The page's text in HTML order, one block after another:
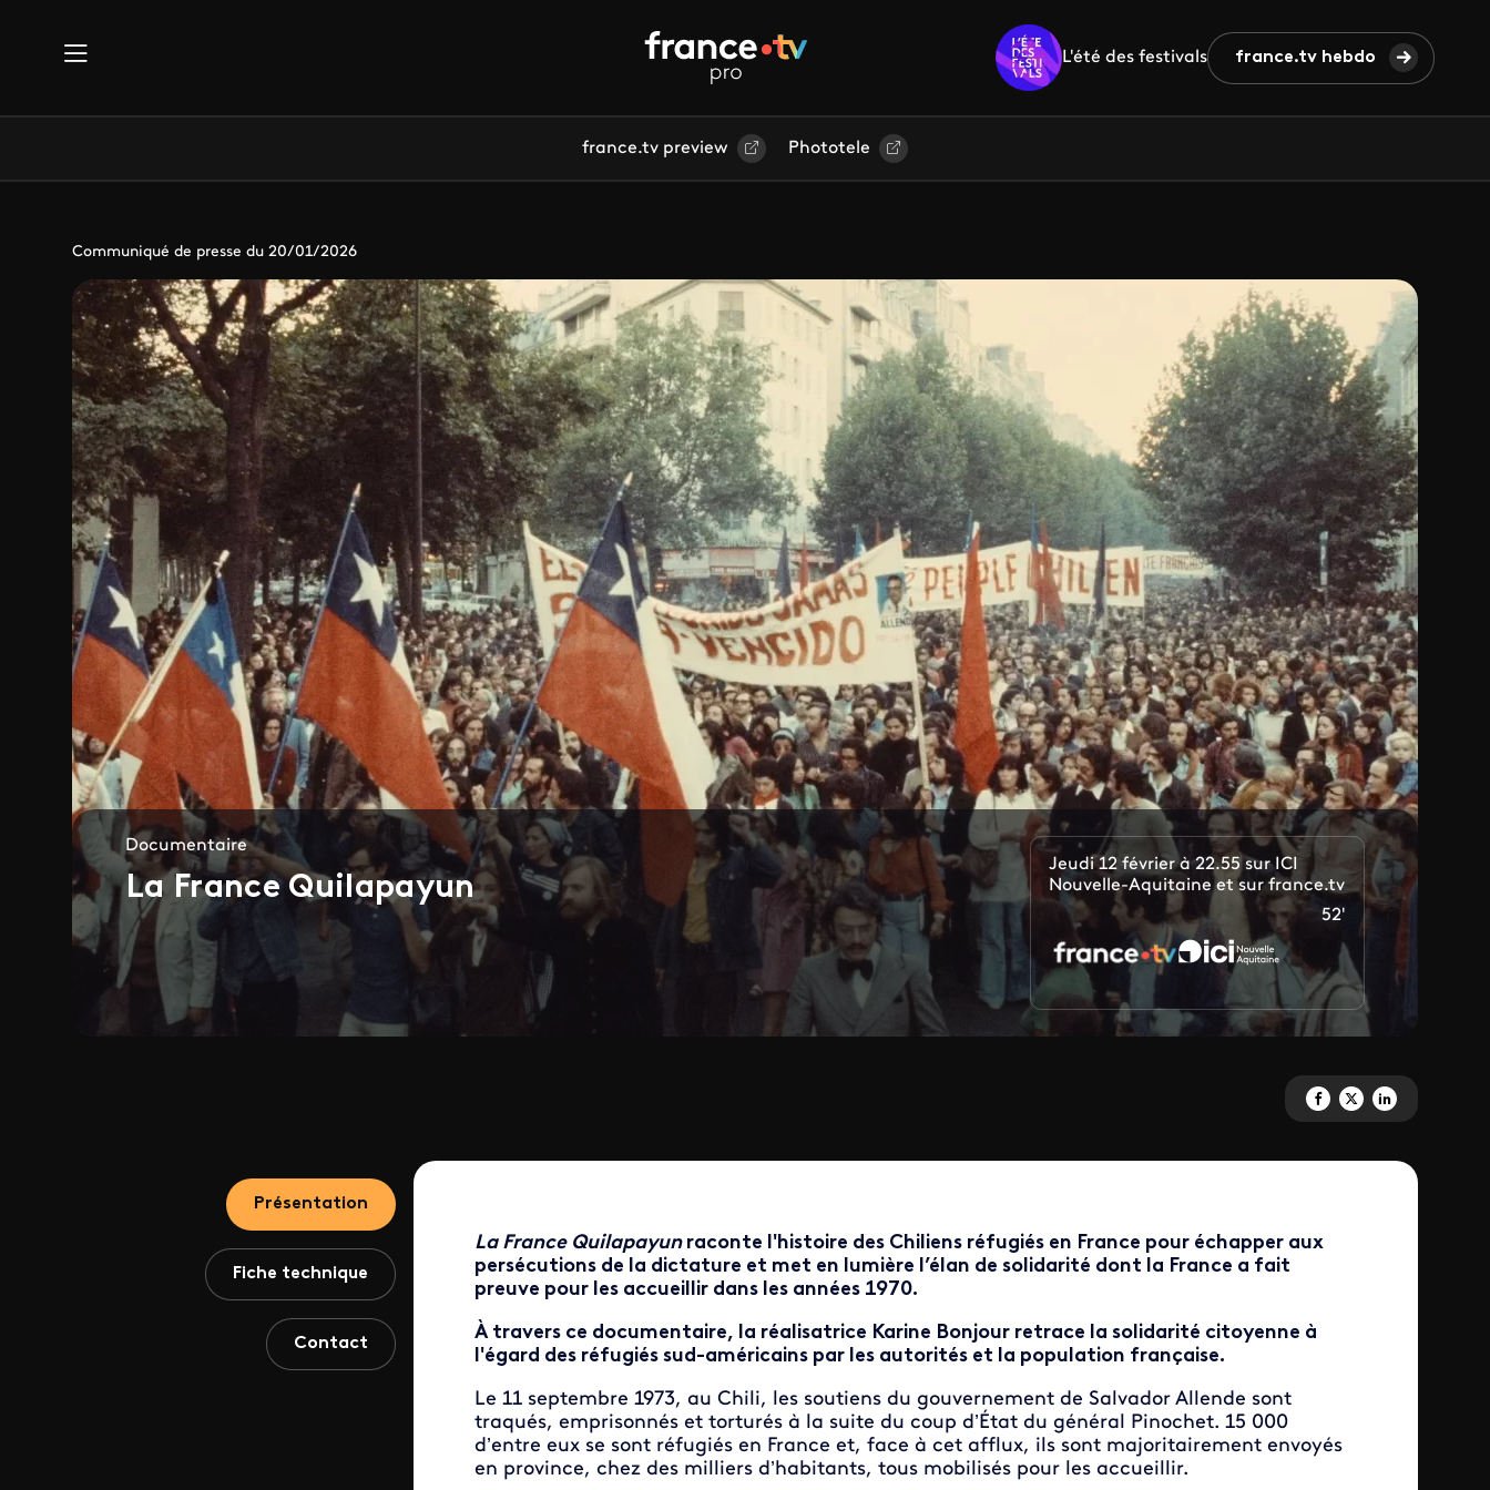
L'été des festivals france.tv hebdo
france.tv preview Phototele
Communiqué de presse du 20/01/2026
Documentaire
La France Quilapayun
Jeudi 12 février à 22.55 sur ICI
Nouvelle-Aquitaine et sur france.tv
52'
Partagez 'La France
Partagez 'La France
Partagez 'La
Présentation
Fiche technique
Contact
La France Quilapayunraconte l'histoire des Chiliens réfugiés en France pour échapper aux
persécutions de la dictature et met en lumière l’élan de solidarité dont la France a fait
preuve pour les accueillir dans les années 1970.
À travers ce documentaire, la réalisatrice Karine Bonjour retrace la solidarité citoyenne à
l'égard des réfugiés sud-américains par les autorités et la population française.
Le 11 septembre 1973, au Chili, les soutiens du gouvernement de Salvador Allende sont
traqués, emprisonnés et torturés à la suite du coup d’État du général Pinochet. 15 000
d’entre eux se sont réfugiés en France et, face à cet afflux, ils sont majoritairement envoyés
en province, chez des milliers d’habitants, tous mobilisés pour les accueillir.